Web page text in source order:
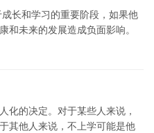
长和学习的重要阶段，如果他
和未来的发展造成负面影响。
化的决定。对于某些人来说，
其他人来说，不上学可能是他